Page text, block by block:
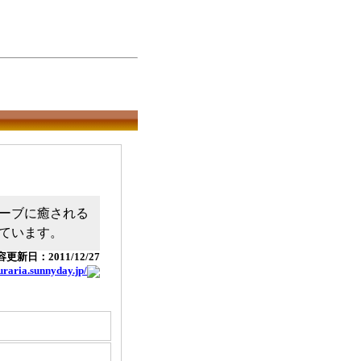
ブに癒される
います。
更新日：2011/12/27